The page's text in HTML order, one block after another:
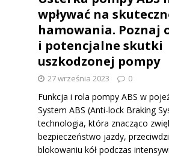
wpływać na
hamowania. Poznaj
i potencjalne skutki
uszkodzonej pompy
27 września 2023 0
Funkcja i rola pompy ABS w
System ABS (Anti-lock Braking
technologia, która znacząco
bezpieczeństwo jazdy,
blokowaniu kół podczas